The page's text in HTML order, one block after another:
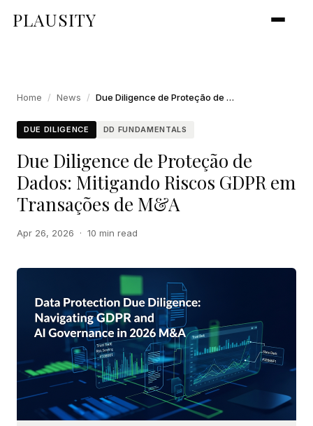
PLAUSITY
Home / News / Due Diligence de Proteção de Dados: Mitigando Riscos GDPR em Transações de M&A
DUE DILIGENCE DD FUNDAMENTALS
Due Diligence de Proteção de
Dados: Mitigando Riscos GDPR em
Transações de M&A
Apr 26, 2026 · 10 min read